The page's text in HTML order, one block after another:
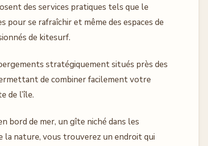
des services pratiques tels que le
pour se rafraîchir et même des espaces de
de kitesurf.
stratégiquement situés près des
de combiner facilement votre
de l’île.
bord de mer, un gîte niché dans les
la nature, vous trouverez un endroit qui